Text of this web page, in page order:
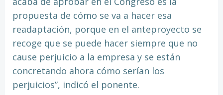
propuesta de cómo se va a hacer esa
readaptación, porque en el anteproyecto se
recoge que se puede hacer siempre que no
cause perjuicio a la empresa y se están
concretando ahora cómo serían los
perjuicios”, indicó el ponente.